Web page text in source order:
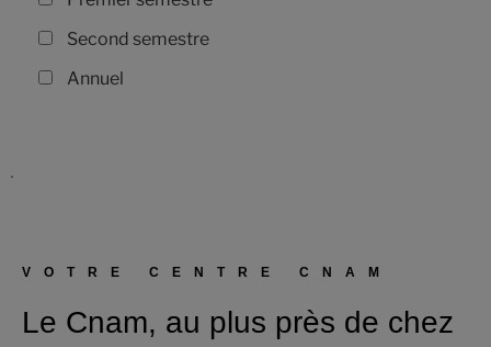
Second semestre
Annuel
VOTRE CENTRE CNAM
Le Cnam, au plus près de chez